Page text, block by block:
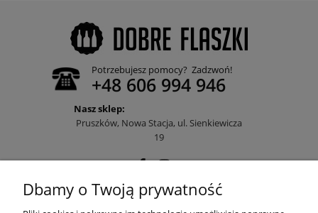
Potrzebujesz pomocy? Zadzwoń!
+48 606 994 946
Nasz sklep:
Pruszków, Nowa Stacja, ul. Sienkiewicza
19
Dbamy o Twoją prywatność